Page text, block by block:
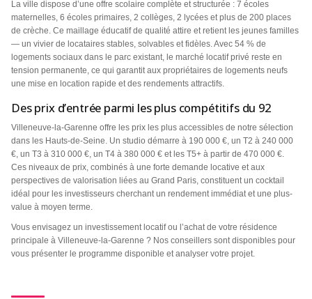
La ville dispose d’une offre scolaire complète et structurée : 7 écoles
maternelles, 6 écoles primaires, 2 collèges, 2 lycées et plus de 200 places
de crèche. Ce maillage éducatif de qualité attire et retient les jeunes familles
— un vivier de locataires stables, solvables et fidèles. Avec 54 % de
logements sociaux dans le parc existant, le marché locatif privé reste en
tension permanente, ce qui garantit aux propriétaires de logements neufs
une mise en location rapide et des rendements attractifs.
Des prix d’entrée parmi les plus compétitifs du 92
Villeneuve-la-Garenne offre les prix les plus accessibles de notre sélection
dans les Hauts-de-Seine. Un studio démarre à 190 000 €, un T2 à 240 000
€, un T3 à 310 000 €, un T4 à 380 000 € et les T5+ à partir de 470 000 €.
Ces niveaux de prix, combinés à une forte demande locative et aux
perspectives de valorisation liées au Grand Paris, constituent un cocktail
idéal pour les investisseurs cherchant un rendement immédiat et une plus-
value à moyen terme.
Vous envisagez un investissement locatif ou l’achat de votre résidence
principale à Villeneuve-la-Garenne ? Nos conseillers sont disponibles pour
vous présenter le programme disponible et analyser votre projet.